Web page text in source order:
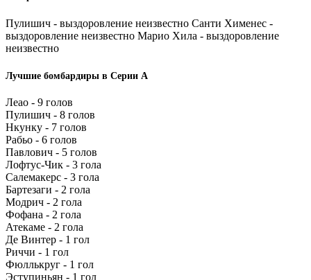
Пулишич - выздоровление неизвестно Санти Хименес -
выздоровление неизвестно Марио Хила - выздоровление
неизвестно
Лучшие бомбардиры в Серии А
Леао - 9 голов
Пулишич - 8 голов
Нкунку - 7 голов
Рабьо - 6 голов
Павлович - 5 голов
Лофтус-Чик - 3 гола
Салемакерс - 3 гола
Бартезаги - 2 гола
Модрич - 2 гола
Фофана - 2 гола
Атекаме - 2 гола
Де Винтер - 1 гол
Риччи - 1 гол
Фюллькруг - 1 гол
Эступиньян - 1 гол